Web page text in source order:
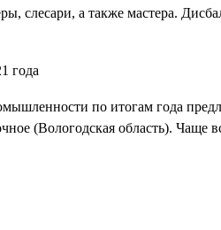
слесари, а также мастера.
по итогам года
(Вологодская область). Чаще